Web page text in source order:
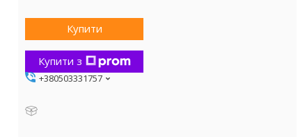
Купити
Купити з
+380503331757